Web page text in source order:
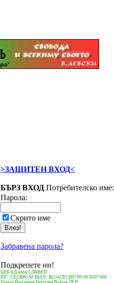
>ЗАЩИТЕН ВХОД<
БЪРЗ ВХОД Потребителско име:
Парола:
Скрито име
Забравена парола?
Подкрепете ни!
ЦКБ АД-клон СЛИВЕН
BIC: CECBBGSF IBAN: BG56CECB979010C6607000
Георги Йорданов Георгиев Валута:ЛЕВ